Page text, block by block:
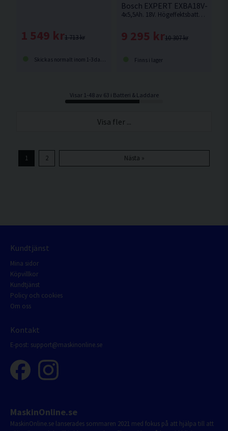
1 713 kr
1 549 kr
Skickas normalt inom 1-3 dagar
Bosch EXPERT EXBA18V-55
4x5,5Ah. 18V. Högeffektsbatteri från Bosch med upp till 2 000 W maximal effekt för krävande användningsområden.
10 307 kr
9 295 kr
Finns i lager
Visar 1-48 av 63 i Batteri & Laddare
Visa fler ...
1 2 Nästa »
Kundtjänst
Mina sidor
Köpvillkor
Kundtjänst
Policy och cookies
Om oss
Kontakt
E-post: support@maskinonline.se
MaskinOnline.se
MaskinOnline.se lanserades sommaren 2021 med fokus på att hjälpa till att